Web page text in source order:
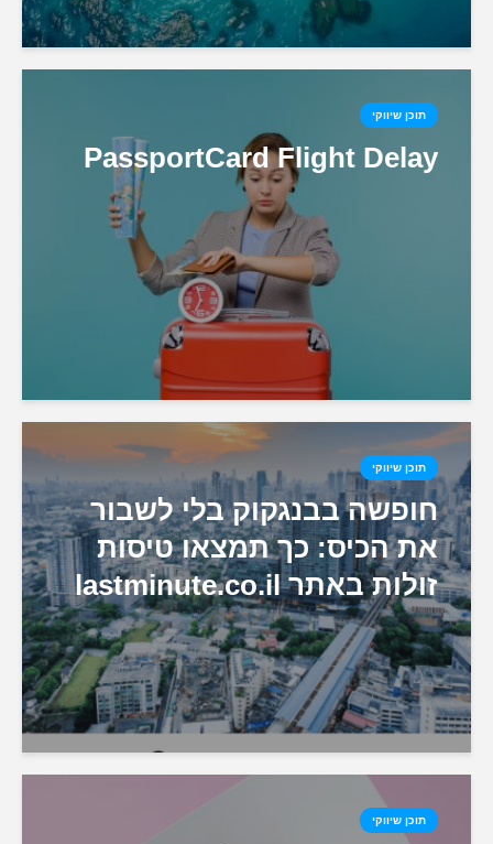
תוכן שיווקי
PassportCard Flight Delay
תוכן שיווקי
חופשה בבנגקוק בלי לשבור
את הכיס: כך תמצאו טיסות
זולות באתר lastminute.co.il
תוכן שיווקי